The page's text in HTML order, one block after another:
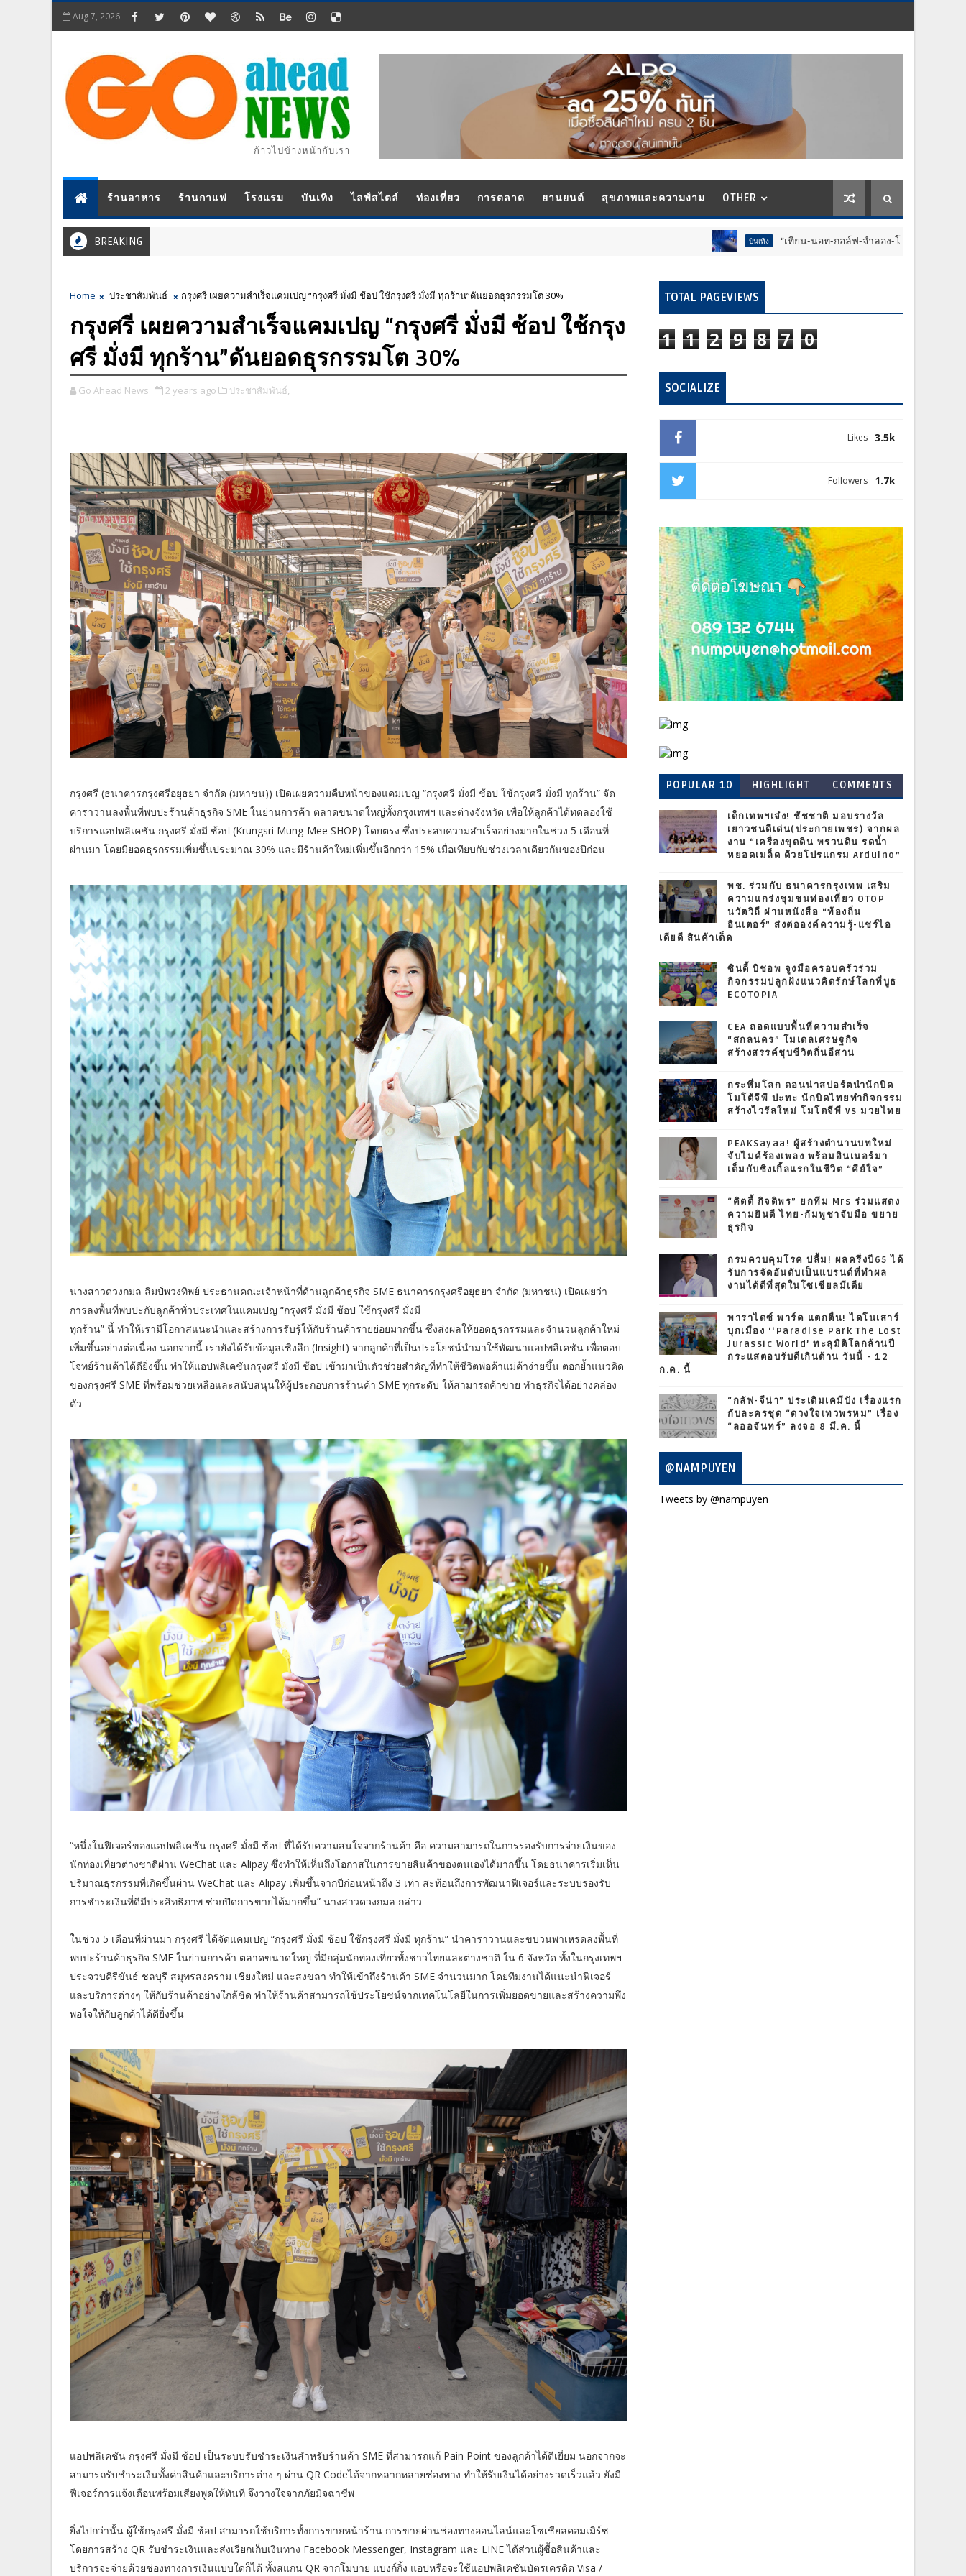
Aug 7, 2026
ก้าวไปข้างหน้ากับเรา
ร้านอาหาร ร้านกาแฟ โรงแรม บันเทิง ไลฟ์สไตล์ ท่องเที่ยว การตลาด ยานยนต์ สุขภาพและความงาม OTHER
BREAKING “เทียน-นอท-กอล์ฟ-จำลอง-โฟล์ค” ร้องจ๊าก!! อุปกรณ์ม่วนจ
Home ประชาสัมพันธ์ กรุงศรี เผยความสำเร็จแคมเปญ “กรุงศรี มั่งมี ช้อป ใช้กรุงศรี มั่งมี ทุกร้าน”ดันยอดธุรกรรมโต 30%
กรุงศรี เผยความสำเร็จแคมเปญ “กรุงศรี มั่งมี ช้อป ใช้กรุง
ศรี มั่งมี ทุกร้าน”ดันยอดธุรกรรมโต 30%
Go Ahead News 2 years ago ประชาสัมพันธ์,
กรุงศรี (ธนาคารกรุงศรีอยุธยา จำกัด (มหาชน)) เปิดเผยความคืบหน้าของแคมเปญ “กรุงศรี มั่งมี ช้อป ใช้กรุงศรี มั่งมี ทุกร้าน” จัด
คาราวานลงพื้นที่พบปะร้านค้าธุรกิจ SME ในย่านการค้า ตลาดขนาดใหญ่ทั้งกรุงเทพฯ และต่างจังหวัด เพื่อให้ลูกค้าได้ทดลองใช้
บริการแอปพลิเคชัน กรุงศรี มั่งมี ช้อป (Krungsri Mung-Mee SHOP) โดยตรง ซึ่งประสบความสำเร็จอย่างมากในช่วง 5 เดือนที่
ผ่านมา โดยมียอดธุรกรรมเพิ่มขึ้นประมาณ 30% และมีร้านค้าใหม่เพิ่มขึ้นอีกกว่า 15% เมื่อเทียบกับช่วงเวลาเดียวกันของปีก่อน
นางสาวดวงกมล ลิมป์พวงทิพย์ ประธานคณะเจ้าหน้าที่ด้านลูกค้าธุรกิจ SME ธนาคารกรุงศรีอยุธยา จำกัด (มหาชน) เปิดเผยว่า
การลงพื้นที่พบปะกับลูกค้าทั่วประเทศในแคมเปญ “กรุงศรี มั่งมี ช้อป ใช้กรุงศรี มั่งมี
ทุกร้าน” นี้ ทำให้เรามีโอกาสแนะนำและสร้างการรับรู้ให้กับร้านค้ารายย่อยมากขึ้น ซึ่งส่งผลให้ยอดธุรกรรมและจำนวนลูกค้าใหม่
เพิ่มขึ้นอย่างต่อเนื่อง นอกจากนี้ เรายังได้รับข้อมูลเชิงลึก (Insight) จากลูกค้าที่เป็นประโยชน์นำมาใช้พัฒนาแอปพลิเคชัน เพื่อตอบ
โจทย์ร้านค้าได้ดียิ่งขึ้น ทำให้แอปพลิเคชันกรุงศรี มั่งมี ช้อป เข้ามาเป็นตัวช่วยสำคัญที่ทำให้ชีวิตพ่อค้าแม่ค้าง่ายขึ้น ตอกย้ำแนวคิด
ของกรุงศรี SME ที่พร้อมช่วยเหลือและสนับสนุนให้ผู้ประกอบการร้านค้า SME ทุกระดับ ให้สามารถค้าขาย ทำธุรกิจได้อย่างคล่อง
ตัว
“หนึ่งในฟีเจอร์ของแอปพลิเคชัน กรุงศรี มั่งมี ช้อป ที่ได้รับความสนใจจากร้านค้า คือ ความสามารถในการรองรับการจ่ายเงินของ
นักท่องเที่ยวต่างชาติผ่าน WeChat และ Alipay ซึ่งทำให้เห็นถึงโอกาสในการขายสินค้าของตนเองได้มากขึ้น โดยธนาคารเริ่มเห็น
ปริมาณธุรกรรมที่เกิดขึ้นผ่าน WeChat และ Alipay เพิ่มขึ้นจากปีก่อนหน้าถึง 3 เท่า สะท้อนถึงการพัฒนาฟีเจอร์และระบบรองรับ
การชำระเงินที่ดีมีประสิทธิภาพ ช่วยปิดการขายได้มากขึ้น” นางสาวดวงกมล กล่าว
ในช่วง 5 เดือนที่ผ่านมา กรุงศรี ได้จัดแคมเปญ “กรุงศรี มั่งมี ช้อป ใช้กรุงศรี มั่งมี ทุกร้าน” นำคาราวานและขบวนพาเหรดลงพื้นที่
พบปะร้านค้าธุรกิจ SME ในย่านการค้า ตลาดขนาดใหญ่ ที่มีกลุ่มนักท่องเที่ยวทั้งชาวไทยและต่างชาติ ใน 6 จังหวัด ทั้งในกรุงเทพฯ
ประจวบคีรีขันธ์ ชลบุรี สมุทรสงคราม เชียงใหม่ และสงขลา ทำให้เข้าถึงร้านค้า SME จำนวนมาก โดยทีมงานได้แนะนำฟีเจอร์
และบริการต่างๆ ให้กับร้านค้าอย่างใกล้ชิด ทำให้ร้านค้าสามารถใช้ประโยชน์จากเทคโนโลยีในการเพิ่มยอดขายและสร้างความพึง
พอใจให้กับลูกค้าได้ดียิ่งขึ้น
แอปพลิเคชัน กรุงศรี มั่งมี ช้อป เป็นระบบรับชำระเงินสำหรับร้านค้า SME ที่สามารถแก้ Pain Point ของลูกค้าได้ดีเยี่ยม นอกจากจะ
สามารถรับชำระเงินทั้งค่าสินค้าและบริการต่าง ๆ ผ่าน QR Codeได้จากหลากหลายช่องทาง ทำให้รับเงินได้อย่างรวดเร็วแล้ว ยังมี
ฟีเจอร์การแจ้งเตือนพร้อมเสียงพูดให้ทันที จึงวางใจจากภัยมิจฉาชีพ
ยิ่งไปกว่านั้น ผู้ใช้กรุงศรี มั่งมี ช้อป สามารถใช้บริการทั้งการขายหน้าร้าน การขายผ่านช่องทางออนไลน์และโซเชียลคอมเมิร์ซ
โดยการสร้าง QR รับชำระเงินและส่งเรียกเก็บเงินทาง Facebook Messenger, Instagram และ LINE ได้ส่วนผู้ซื้อสินค้าและ
บริการจะจ่ายด้วยช่องทางการเงินแบบใดก็ได้ ทั้งสแกน QR จากโมบาย แบงก์กิ้ง แอปหรือจะใช้แอปพลิเคชันบัตรเครดิต Visa /
TOTAL PAGEVIEWS
1 1 2 9 8 7 0
SOCIALIZE
3.5k
Likes
1.7k
Followers
POPULAR 10 HIGHLIGHT COMMENTS
เด็กเทพฯเจ๋ง! ชัชชาติ มอบรางวัล
เยาวชนดีเด่น(ประกายเพชร) จากผล
งาน “เครื่องขุดดิน พรวนดิน รดน้ำ
หยอดเมล็ด ด้วยโปรแกรม Arduino”
พช. ร่วมกับ ธนาคารกรุงเทพ เสริม
ความแกร่งชุมชนท่องเที่ยว OTOP
นวัตวิถี ผ่านหนังสือ “ท้องถิ่น
อินเตอร์” ส่งต่อองค์ความรู้-แชร์ไอ
เดียดี สินค้าเด็ด
ซินดี้ บิชอพ จูงมือครอบครัวร่วม
กิจกรรมปลูกฝังแนวคิดรักษ์โลกที่บูธ
ECOTOPIA
CEA ถอดแบบพื้นที่ความสำเร็จ
“สกลนคร” โมเดลเศรษฐกิจ
สร้างสรรค์ชุบชีวิตถิ่นอีสาน
กระหึ่มโลก ดอนน่าสปอร์ตนำนักบิด
โมโต้จีพี ปะทะ นักบิดไทยทำกิจกรรม
สร้างไวรัลใหม่ โมโตจีพี vs มวยไทย
PEAKSayaa! ผู้สร้างตำนานบทใหม่
จับไมค์ร้องเพลง พร้อมอินเนอร์มา
เต็มกับซิงเกิ้ลแรกในชีวิต “คีย์ใจ”
“คิตตี้ กิจติพร” ยกทีม Mrs ร่วมแสดง
ความยินดี ไทย-กัมพูชาจับมือ ขยาย
ธุรกิจ
กรมควบคุมโรค ปลื้ม! ผลครึ่งปี65 ได้
รับการจัดอันดับเป็นแบรนด์ที่ทำผล
งานได้ดีที่สุดในโซเชียลมีเดีย
พาราไดซ์ พาร์ค แตกตื่น! ไดโนเสาร์
บุกเมือง ‘‘Paradise Park The Lost
Jurassic World’ ทะลุมิติโลกล้านปี
กระแสตอบรับดีเกินต้าน วันนี้ - 12
ก.ค. นี้
“กลัฟ-จีน่า” ประเดิมเคมีปัง เรื่องแรก
กับละครชุด “ดวงใจเทวพรหม” เรื่อง
“ลออจันทร์” ลงจอ 8 มี.ค. นี้
@NAMPUYEN
Tweets by @nampuyen